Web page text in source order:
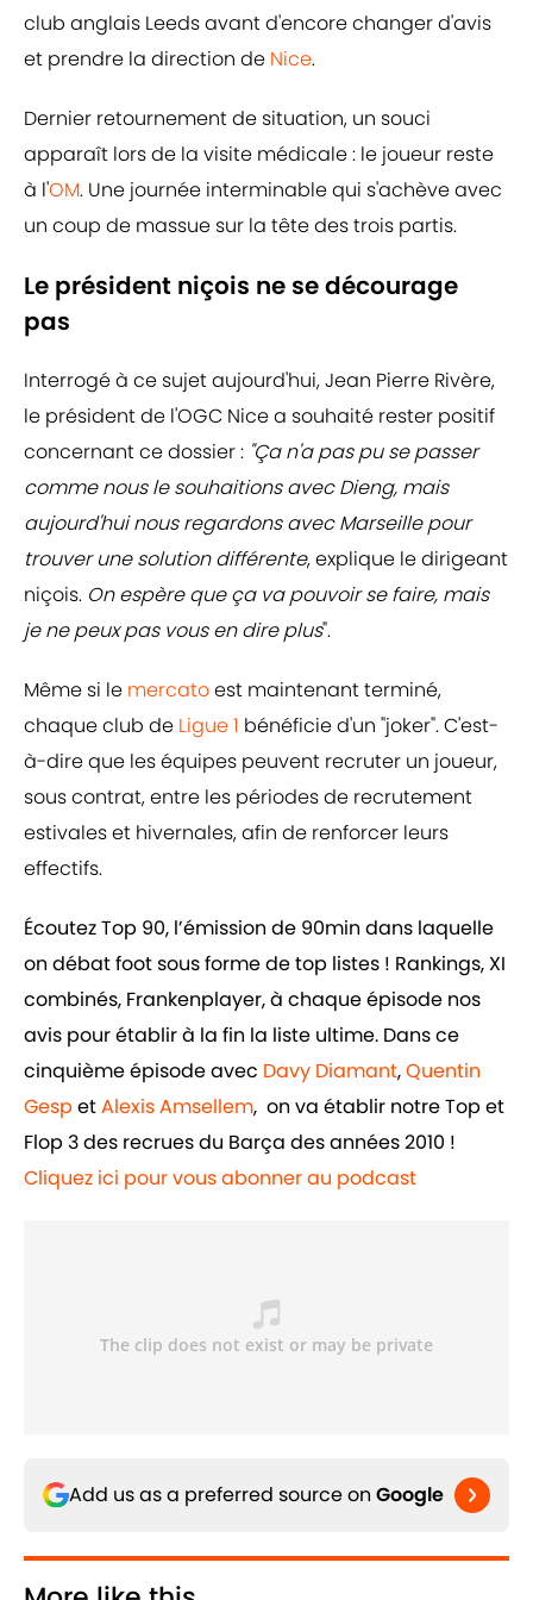
club anglais Leeds avant d'encore changer d'avis
et prendre la direction de Nice.
Dernier retournement de situation, un souci
apparaît lors de la visite médicale : le joueur reste
à l'OM. Une journée interminable qui s'achève avec
un coup de massue sur la tête des trois partis.
Le président niçois ne se décourage
pas
Interrogé à ce sujet aujourd'hui, Jean Pierre Rivère,
le président de l'OGC Nice a souhaité rester positif
concernant ce dossier : "Ça n'a pas pu se passer
comme nous le souhaitions avec Dieng, mais
aujourd'hui nous regardons avec Marseille pour
trouver une solution différente, explique le dirigeant
niçois. On espère que ça va pouvoir se faire, mais
je ne peux pas vous en dire plus".
Même si le mercatoest maintenant terminé,
chaque club de Ligue 1 bénéficie d'un "joker". C'est-
à-dire que les équipes peuvent recruter un joueur,
sous contrat, entre les périodes de recrutement
estivales et hivernales, afin de renforcer leurs
effectifs.
Écoutez Top 90, l’émission de 90min dans laquelle
on débat foot sous forme de top listes ! Rankings, XI
combinés, Frankenplayer, à chaque épisode nos
avis pour établir à la fin la liste ultime. Dans ce
cinquième épisode avec Davy Diamant,Quentin
Gesp etAlexis Amsellem, on va établir notre Top et
Flop 3 des recrues du Barça des années 2010 !
Cliquez ici pour vous abonner au podcast
Add us as a preferred source on Google